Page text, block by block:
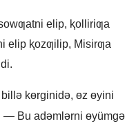
elip, ⱪolliriƣa
elip ⱪozƣilip, Misirƣa
kɵrginidǝ, ɵz ɵyini
— Bu adǝmlǝrni ɵyümgǝ